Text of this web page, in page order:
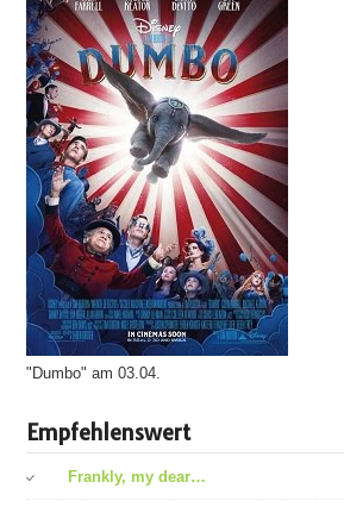
"Dumbo" am 03.04.
Empfehlenswert
Frankly, my dear…